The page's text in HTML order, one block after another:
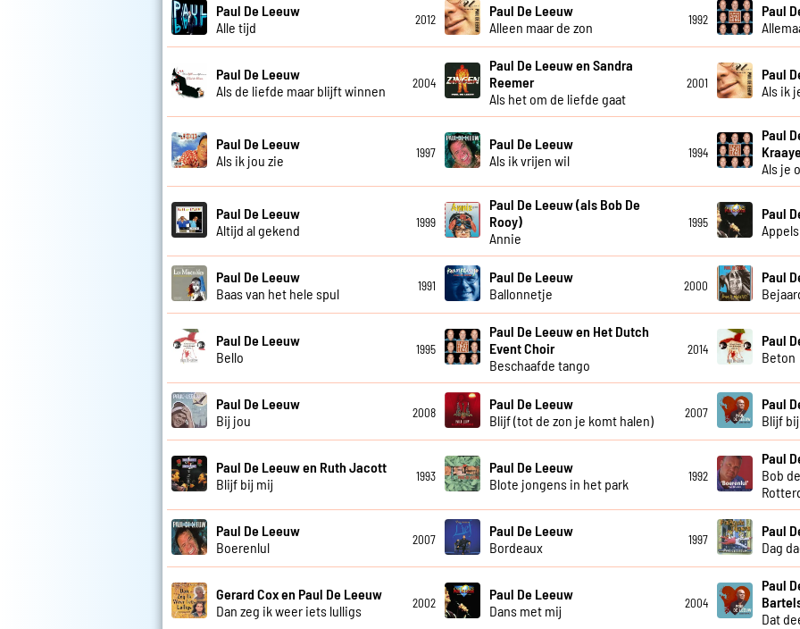
Paul De Leeuw
Alle tijd
2012
Paul De Leeuw
Alleen maar de zon
1992
Paul
Paul De Leeuw
Als de liefde maar blijft winnen
2004
Paul De Leeuw en Sandra
Reemer
Als het om de liefde gaat
2001
Paul
Als ik
Paul De Leeuw
Als ik jou zie
1997
Paul De Leeuw
Als ik vrijen wil
1994
Paul
Als je
Paul De Leeuw
Altijd al gekend
1999
Paul De Leeuw (als Bob De
Rooy)
Annie
1995
Paul
Paul De Leeuw
Baas van het hele spul
1991
Paul De Leeuw
Ballonnetje
2000
Paul
Paul De Leeuw
Bello
1995
Paul De Leeuw en Het Dutch
Event Choir
Beschaafde tango
2014
Paul
Beton
Paul De Leeuw
Bij jou
2008
Paul De Leeuw
Blijf (tot de zon je komt halen)
2007
Paul
Blijf
Paul De Leeuw en Ruth Jacott
Blijf bij mij
1993
Paul De Leeuw
Blote jongens in het park
1992
Paul
Bob
Paul De Leeuw
Boerenlul
2007
Paul De Leeuw
Bordeaux
1997
Paul
Dag
Gerard Cox en Paul De Leeuw
Dan zeg ik weer iets lulligs
2002
Paul De Leeuw
Dans met mij
2004
Paul
Dat